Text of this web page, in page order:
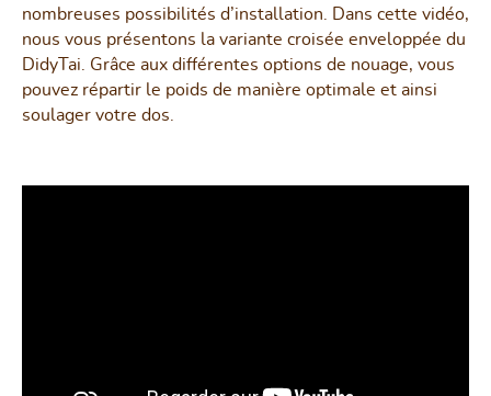
nombreuses possibilités d’installation. Dans cette vidéo,
nous vous présentons la variante croisée enveloppée du
DidyTai. Grâce aux différentes options de nouage, vous
pouvez répartir le poids de manière optimale et ainsi
soulager votre dos.